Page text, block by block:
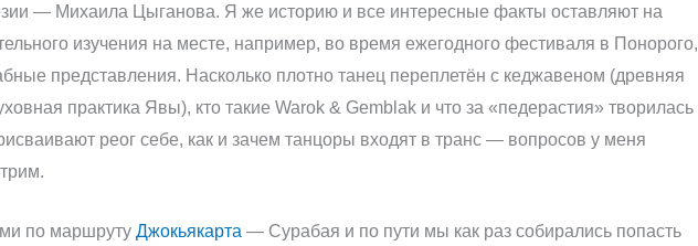
— Михаила Цыганова. Я же историю и все интересные факты оставляют на
изучения на месте, например, во время ежегодного фестиваля в Понорого,
представления. Насколько плотно танец переплетён с кеджавеном (древняя
практика Явы), кто такие Warok & Gemblak и что за «педерастия» творилась
реог себе, как и зачем танцоры входят в транс — вопросов у меня
по маршруту Джокьякарта — Сурабая и по пути мы как раз собирались попасть